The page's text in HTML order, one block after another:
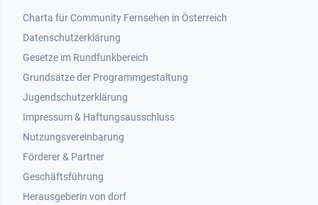
Footer 1
Charta für Community Fernsehen in Österreich
Datenschutzerklärung
Gesetze im Rundfunkbereich
Grundsätze der Programmgestaltung
Jugendschutzerklärung
Impressum & Haftungsausschluss
Nutzungsvereinbarung
Footer 2
Förderer & Partner
Geschäftsführung
Herausgeberin von dorf